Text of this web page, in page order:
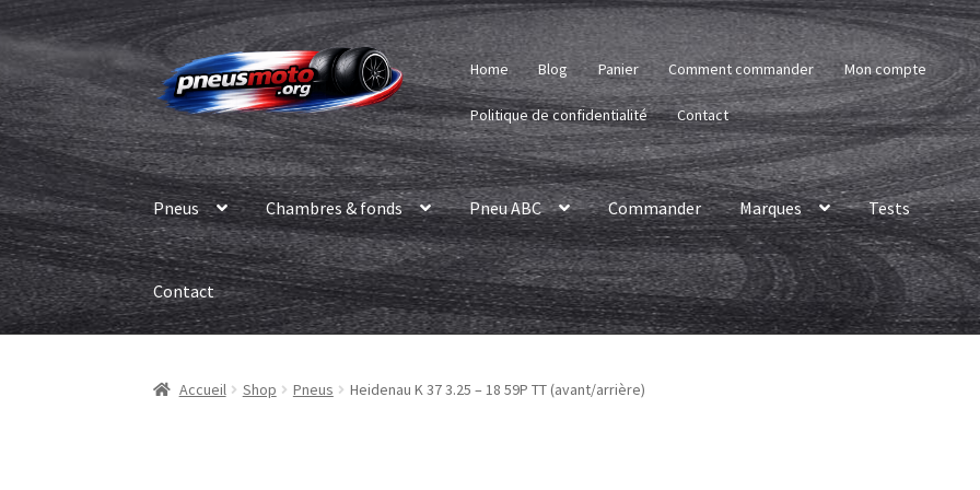
Aller
à
la
navigation
Aller
au
contenu
Home Blog Panier Comment commander Mon compte
Politique de confidentialité Contact
Pneus Chambres & fonds Pneu ABC Commander Marques Tests
Contact
Accueil Shop Pneus Heidenau K 37 3.25 – 18 59P TT (avant/arrière)